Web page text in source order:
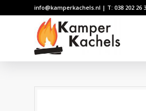
info@kamperkachels.nl | T: 038 202 26